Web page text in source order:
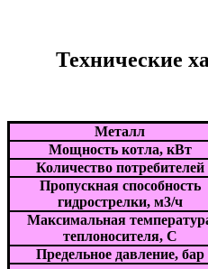
Технические
Металл
Мощность котла, кВт
Количество потребителей
Пропускная способность
гидрострелки, м3/ч
Максимальная
теплоносителя, С
Предельное давление, бар